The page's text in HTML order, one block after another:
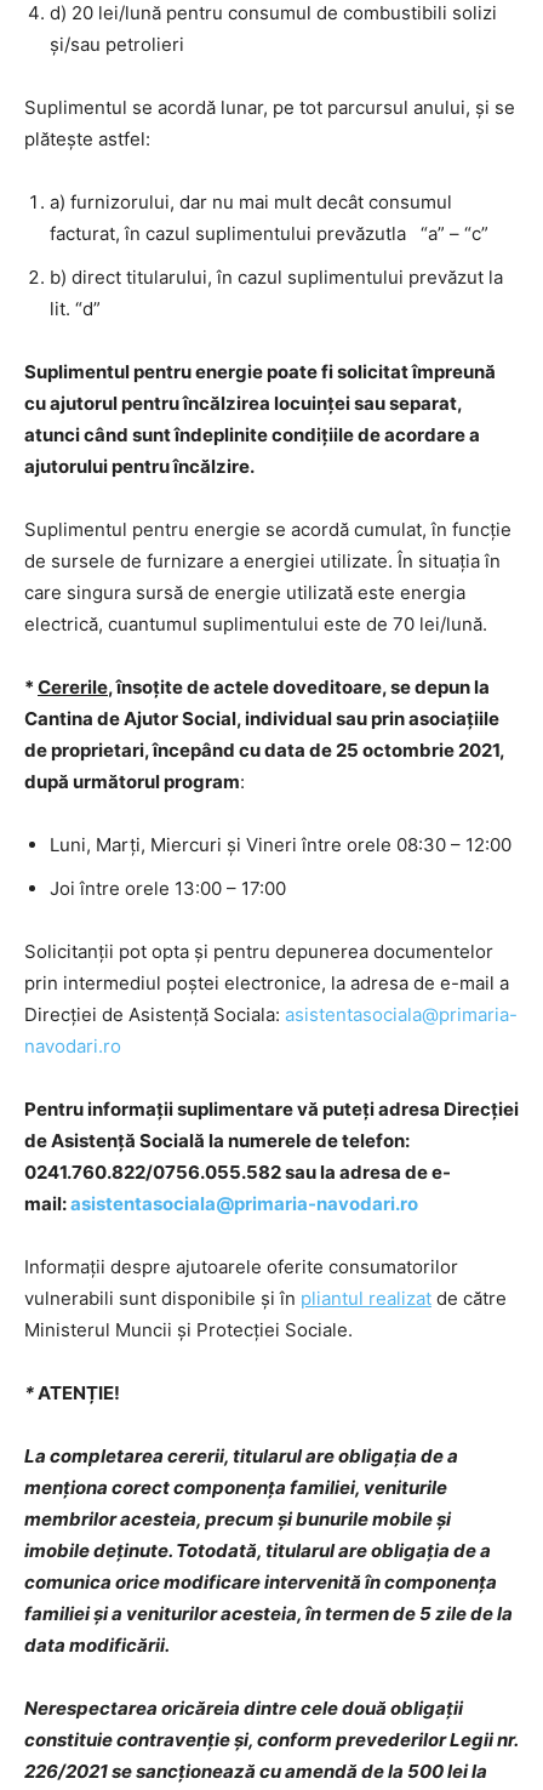
d) 20 lei/lună pentru consumul de combustibili solizi
şi/sau petrolieri
Suplimentul se acordă lunar, pe tot parcursul anului, şi se
plăteşte astfel:
a) furnizorului, dar nu mai mult decât consumul
facturat, în cazul suplimentului prevăzutla “a” – “c”
b) direct titularului, în cazul suplimentului prevăzut la
lit. “d”
Suplimentul pentru energie poate fi solicitat împreună
cu ajutorul pentru încălzirea locuinţei sau separat,
atunci când sunt îndeplinite condiţiile de acordare a
ajutorului pentru încălzire.
Suplimentul pentru energie se acordă cumulat, în funcţie
de sursele de furnizare a energiei utilizate. În situaţia în
care singura sursă de energie utilizată este energia
electrică, cuantumul suplimentului este de 70 lei/lună.
* Cererile, însoţite de actele doveditoare, se depun la
Cantina de Ajutor Social, individual sau prin asociaţiile
de proprietari, începând cu data de 25 octombrie 2021,
după următorul program:
Luni, Marţi, Miercuri şi Vineri între orele 08:30 – 12:00
Joi între orele 13:00 – 17:00
Solicitanţii pot opta şi pentru depunerea documentelor
prin intermediul poştei electronice, la adresa de e-mail a
Direcţiei de Asistenţă Sociala: asistentasociala@primaria-
navodari.ro
Pentru informaţii suplimentare vă puteţi adresa Direcţiei
de Asistenţă Socială la numerele de telefon:
0241.760.822/0756.055.582 sau la adresa de e-
mail:asistentasociala@primaria-navodari.ro
Informații despre ajutoarele oferite consumatorilor
vulnerabili sunt disponibile și în pliantul realizat de către
Ministerul Muncii și Protecției Sociale.
*ATENȚIE!
La completarea cererii, titularul are obligaţia de a
menţiona corect componenţa familiei, veniturile
membrilor acesteia, precum şi bunurile mobile şi
imobile deţinute. Totodată, titularul are obligaţia de a
comunica orice modificare intervenită în componenţa
familiei şi a veniturilor acesteia, în termen de 5 zile de la
data modificării.
Nerespectarea oricăreia dintre cele două obligaţii
constituie contravenţie şi, conform prevederilor Legii nr.
226/2021 se sancţionează cu amendă de la 500 lei la